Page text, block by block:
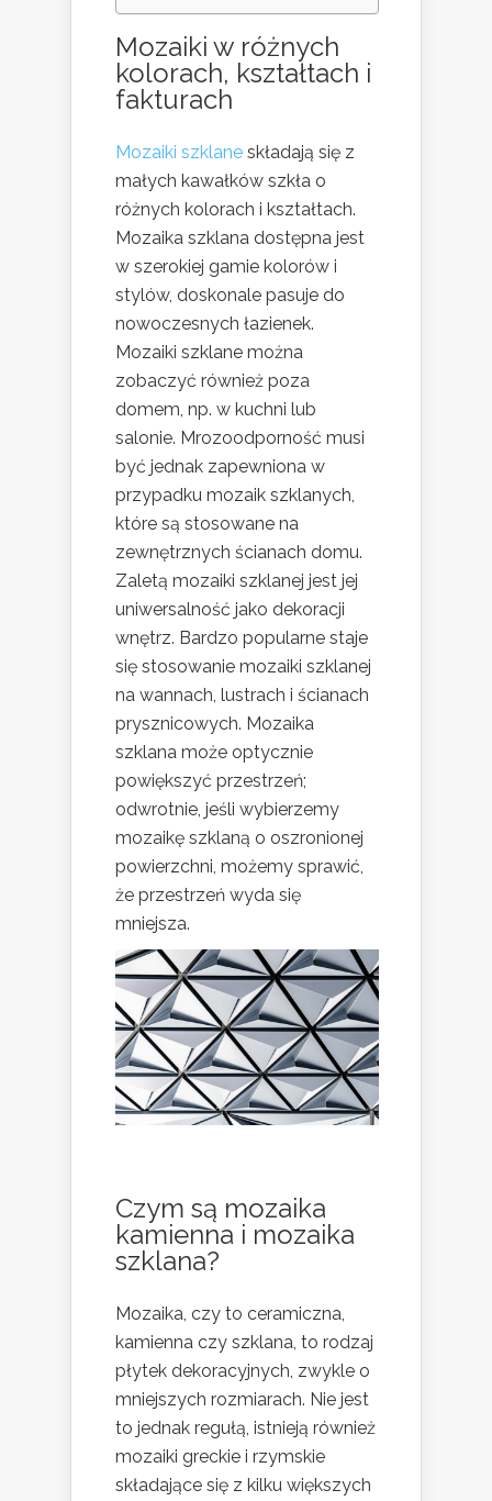
Mozaiki w różnych
kolorach, kształtach i
fakturach
Mozaiki szklane składają się z
małych kawałków szkła o
różnych kolorach i kształtach.
Mozaika szklana dostępna jest
w szerokiej gamie kolorów i
stylów, doskonale pasuje do
nowoczesnych łazienek.
Mozaiki szklane można
zobaczyć również poza
domem, np. w kuchni lub
salonie. Mrozoodporność musi
być jednak zapewniona w
przypadku mozaik szklanych,
które są stosowane na
zewnętrznych ścianach domu.
Zaletą mozaiki szklanej jest jej
uniwersalność jako dekoracji
wnętrz. Bardzo popularne staje
się stosowanie mozaiki szklanej
na wannach, lustrach i ścianach
prysznicowych. Mozaika
szklana może optycznie
powiększyć przestrzeń;
odwrotnie, jeśli wybierzemy
mozaikę szklaną o oszronionej
powierzchni, możemy sprawić,
że przestrzeń wyda się
mniejsza.
Czym są mozaika
kamienna i mozaika
szklana?
Mozaika, czy to ceramiczna,
kamienna czy szklana, to rodzaj
płytek dekoracyjnych, zwykle o
mniejszych rozmiarach. Nie jest
to jednak regułą, istnieją również
mozaiki greckie i rzymskie
składające się z kilku większych